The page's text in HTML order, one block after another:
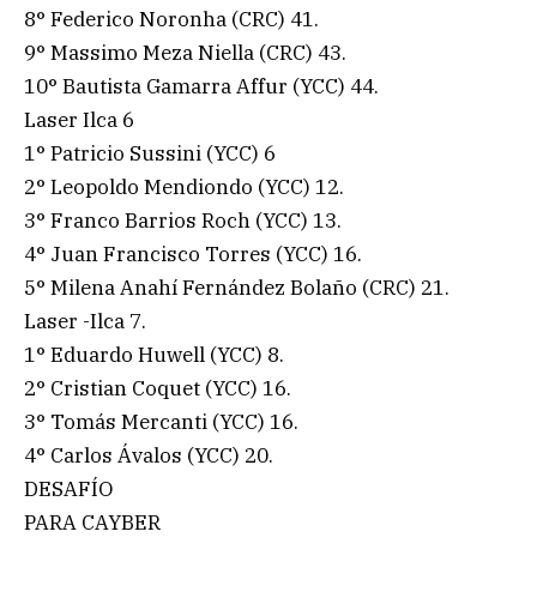
8° Federico Noronha (CRC) 41.
9° Massimo Meza Niella (CRC) 43.
10° Bautista Gamarra Affur (YCC) 44.
Laser Ilca 6
1° Patricio Sussini (YCC) 6
2° Leopoldo Mendiondo (YCC) 12.
3° Franco Barrios Roch (YCC) 13.
4° Juan Francisco Torres (YCC) 16.
5° Milena Anahí Fernández Bolaño (CRC) 21.
Laser -Ilca 7.
1° Eduardo Huwell (YCC) 8.
2° Cristian Coquet (YCC) 16.
3° Tomás Mercanti (YCC) 16.
4° Carlos Ávalos (YCC) 20.
DESAFÍO
PARA CAYBER